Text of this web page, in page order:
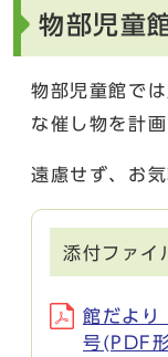
物部児童
物部児童館で
な催し物を計
遠慮せず、お
添付ファイ
館だより
号(PDF